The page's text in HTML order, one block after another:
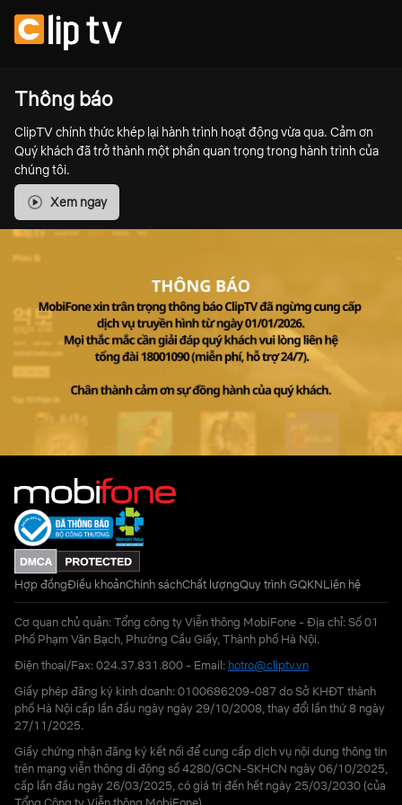
Thông báo
ClipTV chính thức khép lại hành trình hoạt động vừa qua. Cảm ơn
Quý khách đã trở thành một phần quan trọng trong hành trình của
chúng tôi.
Xem ngay
Hợp đồngĐiều khoảnChính sáchChất lượngQuy trình GQKNLiên hệ
Cơ quan chủ quản: Tổng công ty Viễn thông MobiFone - Địa chỉ: Số 01
Phố Phạm Văn Bạch, Phường Cầu Giấy, Thành phố Hà Nội.
Điện thoại/Fax: 024.37.831.800 - Email: hotro@cliptv.vn
Giấy phép đăng ký kinh doanh: 0100686209-087 do Sở KHĐT thành
phố Hà Nội cấp lần đầu ngày ngày 29/10/2008, thay đổi lần thứ 8 ngày
27/11/2025.
Giấy chứng nhận đăng ký kết nối để cung cấp dịch vụ nội dung thông tin
trên mạng viễn thông di động số 4280/GCN-SKHCN ngày 06/10/2025,
cấp lần đầu ngày 26/03/2025, có giá trị đến hết ngày 25/03/2030 (của